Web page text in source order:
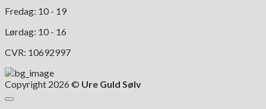
Fredag: 10 - 19
Lørdag: 10 - 16
CVR: 10692997
Copyright 2026 © Ure Guld Sølv